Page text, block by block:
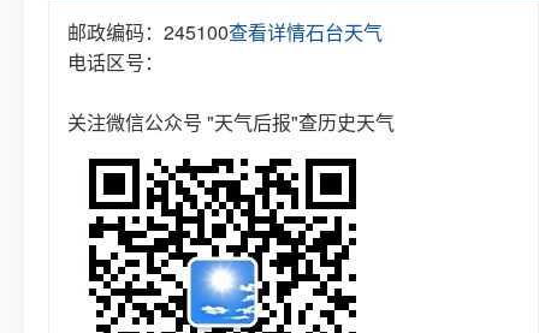
邮政编码：245100
电话区号：
查看详情石台天气
关注微信公众号 "天气后报"查历史天气